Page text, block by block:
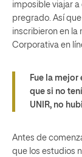
imposible viajar
pregrado. Así
inscribieron en la
Corporativa en
Fue la mejor
que si no
UNIR, no
Antes de
que los estudios